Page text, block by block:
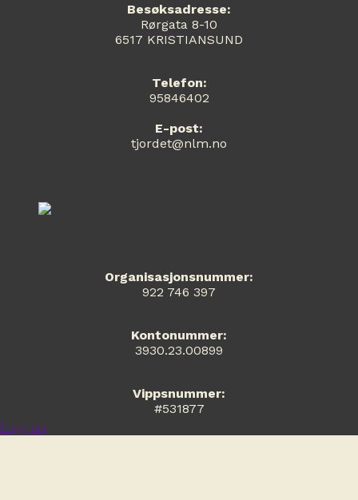
Besøksadresse:
Rørgata 8-10
6517 KRISTIANSUND
Telefon:
95846402
E-post:
tjordet@nlm.no
Organisasjonsnummer:
922 746 397
Kontonummer:
3930.23.00899
Vippsnummer:
#531877
Logg inn